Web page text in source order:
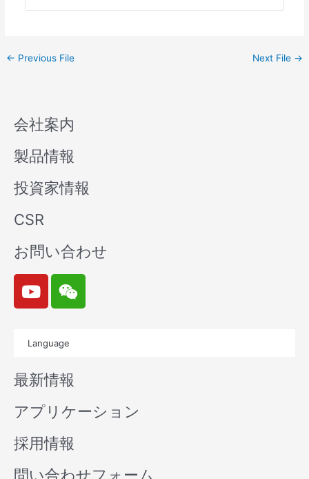
← Previous File Next File →
会社案内
製品情報
投資家情報
CSR
お問い合わせ
Y
o
u
b
e
W
e
i
n
Language
最新情報
アプリケーション
採用情報
問い合わせフォーム